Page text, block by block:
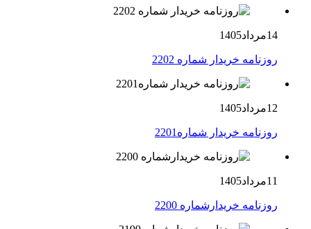
14مرداد1405
روزنامه خریدار شماره 2202
12مرداد1405
روزنامه خریدار شماره2201
11مرداد1405
روزنامه خریدارشماره 2200